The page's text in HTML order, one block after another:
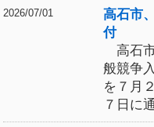
2026/07/01
高石市
付
高石
般競争
を７月
７日に